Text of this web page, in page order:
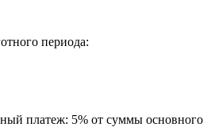
периода:
платеж: 5% от суммы основного